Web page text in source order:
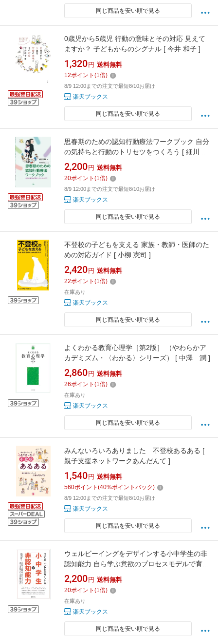
同じ商品を安い順で見る
0歳児から5歳児 行動の意味とその対応 見えて
ますか？ 子どもからのシグナル [ 今井 和子 ]
1,320 円 送料無料
12ポイント (1倍)
8/9 12:00までの注文で最短8/10お届け
楽天ブックス
同じ商品を安い順で見る
思春期のための認知行動療法ワークブック 自分
の気持ちと行動のトリセツをつくろう [ 細川 大
雅 ]
2,200 円 送料無料
20ポイント (1倍)
8/9 12:00までの注文で最短8/10お届け
楽天ブックス
同じ商品を安い順で見る
不登校の子どもを支える 家族・教師・医師のた
めの対応ガイド [ 小柳 憲司 ]
2,420 円 送料無料
22ポイント (1倍)
在庫あり
楽天ブックス
同じ商品を安い順で見る
よくわかる教育心理学［第2版］ （やわらかア
カデミズム・〈わかる〉シリーズ） [ 中澤 潤 ]
2,860 円 送料無料
26ポイント (1倍)
在庫あり
楽天ブックス
同じ商品を安い順で見る
みんないろいろありました 不登校あるある [
親子支援ネットワークあんだんて ]
1,540 円 送料無料
560ポイント (40%ポイントバック)
8/9 12:00までの注文で最短8/10お届け
楽天ブックス
同じ商品を安い順で見る
ウェルビーイングをデザインする小中学生の非
認知能力 自ら学ぶ意欲のプロセスモデルで育て
る「自分らしく学び続ける力」 [ 櫻井茂男 ]
2,200 円 送料無料
20ポイント (1倍)
在庫あり
楽天ブックス
同じ商品を安い順で見る